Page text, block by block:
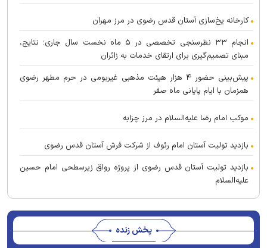
کارخانه یخ‌سازی آستان قدس رضوی در مرز مهران
انجام ۳۳ نظرسنجی تخصصی در ۵ ماه نخست سال جاری؛ نتایج،
مبنای تصمیم‌گیری برای ارتقای خدمات به زائران
پیش‌بینی حضور ۴ هزار هیئت مذهبی غیربومی در حرم مطهر رضوی
همزمان با ایام پایانی ماه صفر
موکب امام رضا علیه‌السلام در مرز چزابه
بازدید تولیت آستان امام رئوف از شرکت فرش آستان قدس رضوی
بازدید تولیت آستان قدس رضوی از پروژه رواق زیرسطحی امام حسین
علیه‌السلام
پخش زنده